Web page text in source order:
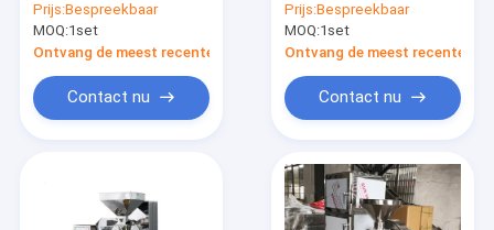
Efficiency
Kruidpulverizer
Machine
Prijs:Bespreekbaar
MOQ:1set
Ontvang de meest recente Prijs
Contact nu
Prijs:Bespreekbaar
MOQ:1set
Ontvang de meest recente
Contact nu